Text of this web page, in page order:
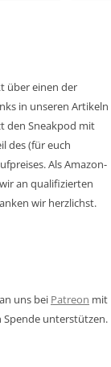
über einen der
in unseren Artikeln
den Sneakpod mit
des (für euch
Als Amazon-
an qualifizierten
wir herzlichst.
uns bei Patreon mit
Spende unterstützen.